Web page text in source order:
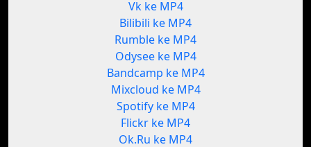
Vk ke MP4
Bilibili ke MP4
Rumble ke MP4
Odysee ke MP4
Bandcamp ke MP4
Mixcloud ke MP4
Spotify ke MP4
Flickr ke MP4
Ok.Ru ke MP4